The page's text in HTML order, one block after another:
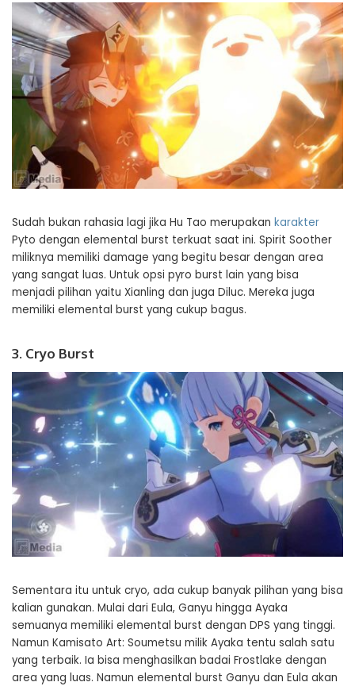
Sudah bukan rahasia lagi jika Hu Tao merupakan karakter
Pyto dengan elemental burst terkuat saat ini. Spirit Soother
miliknya memiliki damage yang begitu besar dengan area
yang sangat luas. Untuk opsi pyro burst lain yang bisa
menjadi pilihan yaitu Xianling dan juga Diluc. Mereka juga
memiliki elemental burst yang cukup bagus.
3. Cryo Burst
Sementara itu untuk cryo, ada cukup banyak pilihan yang bisa
kalian gunakan. Mulai dari Eula, Ganyu hingga Ayaka
semuanya memiliki elemental burst dengan DPS yang tinggi.
Namun Kamisato Art: Soumetsu milik Ayaka tentu salah satu
yang terbaik. Ia bisa menghasilkan badai Frostlake dengan
area yang luas. Namun elemental burst Ganyu dan Eula akan